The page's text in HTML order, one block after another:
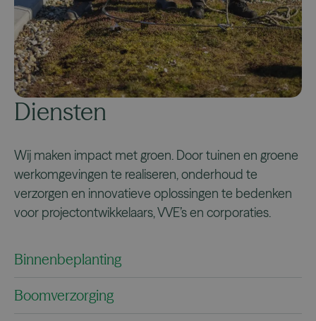
Diensten
Wij maken impact met groen. Door tuinen en groene
werkomgevingen te realiseren, onderhoud te
verzorgen en innovatieve oplossingen te bedenken
voor projectontwikkelaars, VVE’s en corporaties.
Binnenbeplanting
Boomverzorging